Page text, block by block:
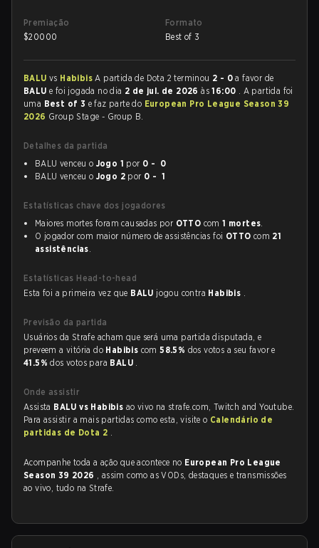
Premiação
$20000
Formato
Best of 3
BALU vs HabibisA partida de Dota 2 terminou 2 - 0 a favor de
BALU e foi jogada no dia 2 de jul. de 2026às16:00 . A partida foi
uma Best of 3 e faz parte do European Pro League Season 39
2026 Group Stage - Group B.
Detalhes da partida
BALU venceu o Jogo 1 por 0 - 0
BALU venceu o Jogo 2 por 0 - 1
Estatísticas chave dos jogadores
Maiores mortes foram causadas por OTTO com1 mortes.
O jogador com maior número de assistências foi OTTO com 21
assistências.
Estatísticas Head-to-head
Esta foi a primeira vez que BALU jogou contra Habibis .
Previsão da partida
Usuários da Strafe acham que será uma partida disputada, e
preveem a vitória do Habibis com58.5% dos votos a seu favor e
41.5%dos votos para BALU .
Onde assistir
Assista BALU vs Habibis ao vivo na strafe.com, Twitch and Youtube.
Para assistir a mais partidas como esta, visite o Calendário de
partidas de Dota 2 .
Acompanhe toda a ação que acontece no European Pro League
Season 39 2026 , assim como as VODs, destaques e transmissões
ao vivo, tudo na Strafe.